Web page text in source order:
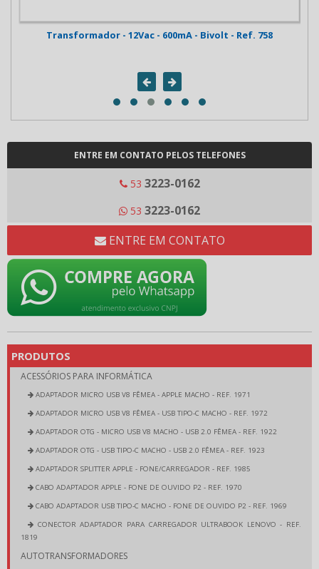
Transformador - 12Vac - 600mA - Bivolt - Ref. 758
ENTRE EM CONTATO PELOS TELEFONES
53 3223-0162
53 3223-0162
ENTRE EM CONTATO
PRODUTOS
ACESSÓRIOS PARA INFORMÁTICA
ADAPTADOR MICRO USB V8 FÊMEA - APPLE MACHO - REF. 1971
ADAPTADOR MICRO USB V8 FÊMEA - USB TIPO-C MACHO - REF. 1972
ADAPTADOR OTG - MICRO USB V8 MACHO - USB 2.0 FÊMEA - REF. 1922
ADAPTADOR OTG - USB TIPO-C MACHO - USB 2.0 FÊMEA - REF. 1923
ADAPTADOR SPLITTER APPLE - FONE/CARREGADOR - REF. 1985
CABO ADAPTADOR APPLE - FONE DE OUVIDO P2 - REF. 1970
CABO ADAPTADOR USB TIPO-C MACHO - FONE DE OUVIDO P2 - REF. 1969
CONECTOR ADAPTADOR PARA CARREGADOR ULTRABOOK LENOVO - REF.
1819
AUTOTRANSFORMADORES